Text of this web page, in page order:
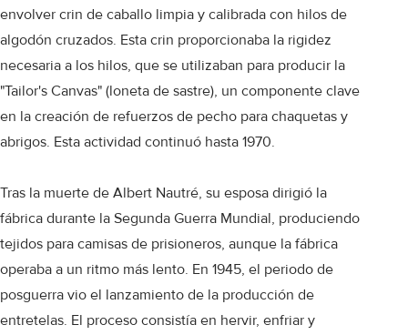
envolver crin de caballo limpia y calibrada con hilos de
algodón cruzados. Esta crin proporcionaba la rigidez
necesaria a los hilos, que se utilizaban para producir la
"Tailor's Canvas" (loneta de sastre), un componente clave
en la creación de refuerzos de pecho para chaquetas y
abrigos. Esta actividad continuó hasta 1970.
Tras la muerte de Albert Nautré, su esposa dirigió la
fábrica durante la Segunda Guerra Mundial, produciendo
tejidos para camisas de prisioneros, aunque la fábrica
operaba a un ritmo más lento. En 1945, el periodo de
posguerra vio el lanzamiento de la producción de
entretelas. El proceso consistía en hervir, enfriar y